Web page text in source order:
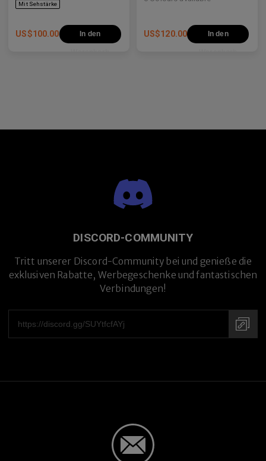
Mit Sehstärke
US$100.00 In den US$120.00 In den
DISCORD-COMMUNITY
Tritt unserer Discord-Community bei und genieße die
exklusiven Rabatte, Werbegeschenke und fantastischen
Verbindungen!